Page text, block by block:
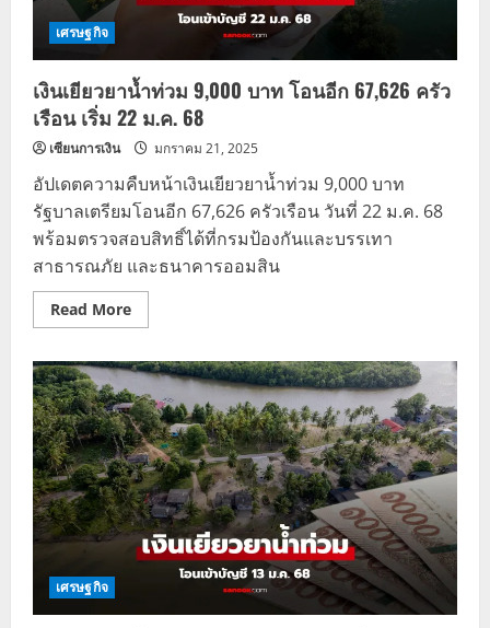
ภายใน
เศรษฐกิจ
เงินเยียวยาน้ำท่วม 9,000 บาท โอนอีก 67,626 ครัว
เรือน เริ่ม 22 ม.ค. 68
เซียนการเงิน มกราคม 21, 2025
อัปเดตความคืบหน้าเงินเยียวยาน้ำท่วม 9,000 บาท
รัฐบาลเตรียมโอนอีก 67,626 ครัวเรือน วันที่ 22 ม.ค. 68
พร้อมตรวจสอบสิทธิ์ได้ที่กรมป้องกันและบรรเทา
สาธารณภัย และธนาคารออมสิน
Read MoreRead
more
เยียวยา
น้ำ
ท่วม
9,000
บาท
โอน
อีก
67,626
ครัว
เรือน
เริ่ม
22
ม.ค.
68
เศรษฐกิจ